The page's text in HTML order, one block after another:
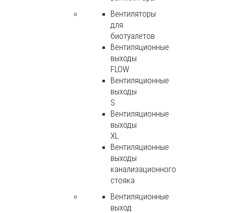
Вентиляторы
для
биотуалетов
Вентиляционные
выходы
FLOW
Вентиляционные
выходы
S
Вентиляционные
выходы
XL
Вентиляционные
выходы
канализационного
стояка
Вентиляционные
выход